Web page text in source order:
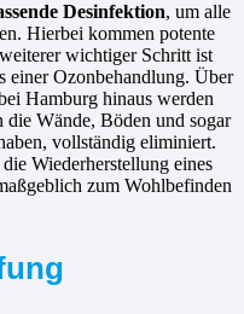
Desinfektion, um alle
Hierbei kommen potente
wichtiger Schritt ist
einer Ozonbehandlung. Über
Hamburg hinaus werden
die Wände, Böden und sogar
vollständig eliminiert.
Wiederherstellung eines
zum Wohlbefinden